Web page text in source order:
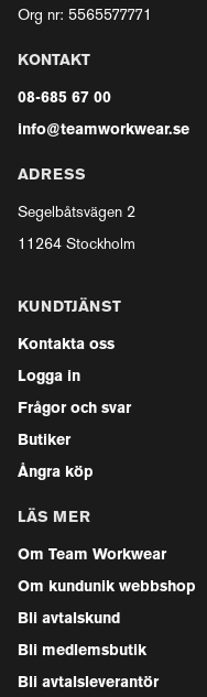
Org nr: 5565577771
KONTAKT
08-685 67 00
info@teamworkwear.se
ADRESS
Segelbåtsvägen 2
11264 Stockholm
KUNDTJÄNST
Kontakta oss
Logga in
Frågor och svar
Butiker
Ångra köp
LÄS MER
Om Team Workwear
Om kundunik webbshop
Bli avtalskund
Bli medlemsbutik
Bli avtalsleverantör